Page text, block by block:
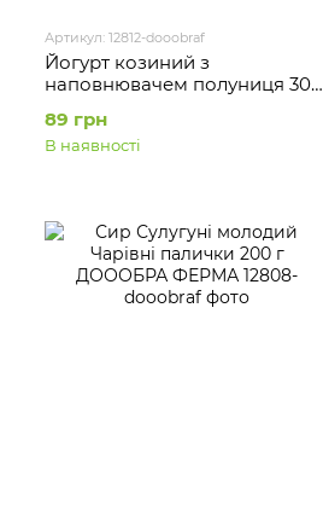
Артикул: 12812-dooobraf
Йогурт козиний з
наповнювачем полуниця 300
89 грн
В наявності